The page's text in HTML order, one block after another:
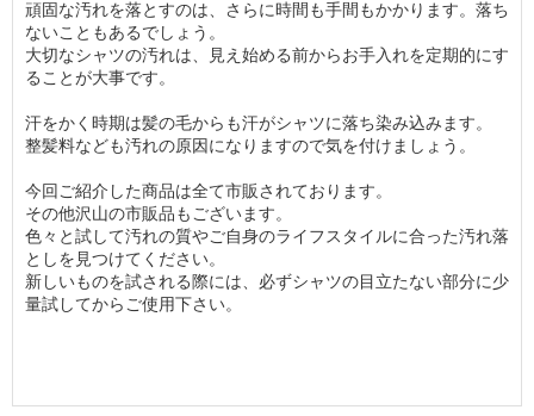
頑固な汚れを落とすのは、さらに時間も手間もかかります。落ち
ないこともあるでしょう。
大切なシャツの汚れは、見え始める前からお手入れを定期的にす
ることが大事です。
汗をかく時期は髪の毛からも汗がシャツに落ち染み込みます。
整髪料なども汚れの原因になりますので気を付けましょう。
今回ご紹介した商品は全て市販されております。
その他沢山の市販品もございます。
色々と試して汚れの質やご自身のライフスタイルに合った汚れ落
としを見つけてください。
新しいものを試される際には、必ずシャツの目立たない部分に少
量試してからご使用下さい。